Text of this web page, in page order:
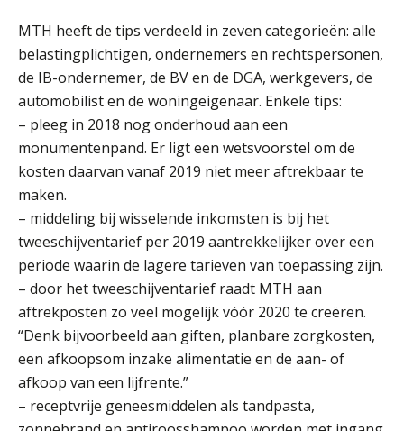
MTH heeft de tips verdeeld in zeven categorieën: alle
belastingplichtigen, ondernemers en rechtspersonen,
de IB-ondernemer, de BV en de DGA, werkgevers, de
automobilist en de woningeigenaar. Enkele tips:
– pleeg in 2018 nog onderhoud aan een
monumentenpand. Er ligt een wetsvoorstel om de
kosten daarvan vanaf 2019 niet meer aftrekbaar te
maken.
– middeling bij wisselende inkomsten is bij het
tweeschijventarief per 2019 aantrekkelijker over een
periode waarin de lagere tarieven van toepassing zijn.
– door het tweeschijventarief raadt MTH aan
aftrekposten zo veel mogelijk vóór 2020 te creëren.
“Denk bijvoorbeeld aan giften, planbare zorgkosten,
een afkoopsom inzake alimentatie en de aan- of
afkoop van een lijfrente.”
– receptvrije geneesmiddelen als tandpasta,
Derwish Rosalia
Marja van den Oetelaar
Jan Mooren